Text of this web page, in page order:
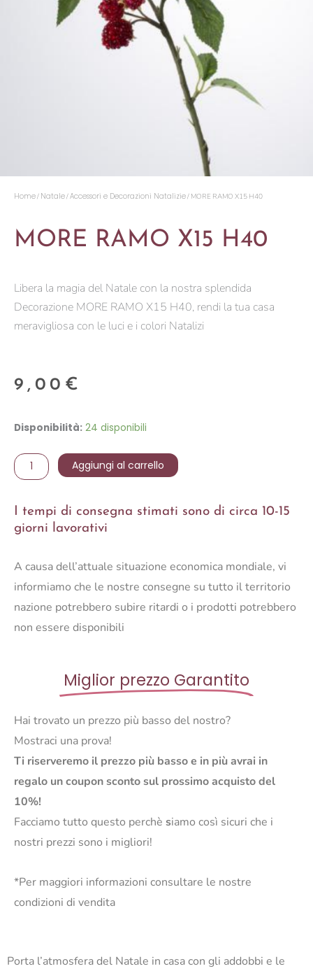
Home/ Natale/Accessori e Decorazioni Natalizie/ MORE RAMO X15 H40
MORE RAMO X15 H40
Libera la magia del Natale con la nostra splendida
Decorazione MORE RAMO X15 H40, rendi la tua casa
meravigliosa con le luci e i colori Natalizi
9,00 €
Disponibilità: 24 disponibili
MORE
X15
H40
Aggiungi al carrello
I tempi di consegna stimati sono di circa 10-15
giorni lavorativi
A causa dell’attuale situazione economica mondiale, vi
informiamo che le nostre consegne su tutto il territorio
nazione potrebbero subire ritardi o i prodotti potrebbero
non essere disponibili
Miglior prezzo Garantito
Hai trovato un prezzo più basso del nostro?
Mostraci una prova!
Ti riserveremo il prezzo più basso e in più avrai in
regalo un coupon sconto sul prossimo acquisto del
10%!
Facciamo tutto questo perchè siamo così sicuri che i
nostri prezzi sono i migliori!
*Per maggiori informazioni consultare le nostre
condizioni di vendita
Porta l’atmosfera del Natale in casa con gli addobbi e le